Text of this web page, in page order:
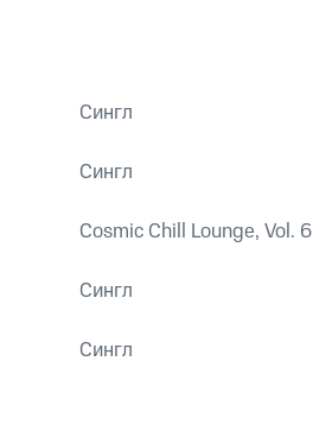
Сингл
Сингл
Cosmic Chill Lounge, Vol. 6
Сингл
Сингл